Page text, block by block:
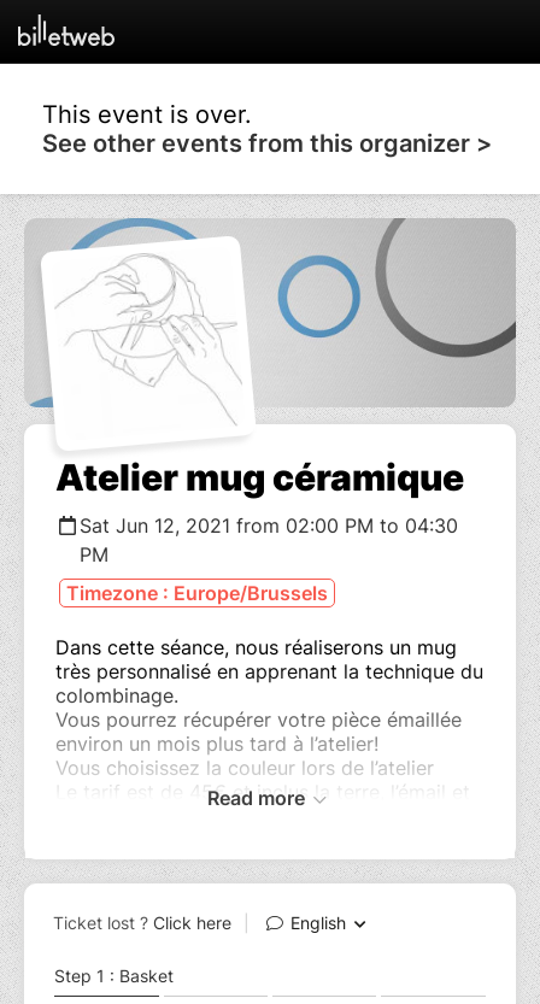
This event is over.
See other events from this organizer >
Atelier mug céramique
Sat Jun 12, 2021 from 02:00 PM to 04:30
PM
Timezone : Europe/Brussels
Dans cette séance, nous réaliserons un mug
très personnalisé en apprenant la technique du
colombinage.
Vous pourrez récupérer votre pièce émaillée
environ un mois plus tard à l’atelier!
Vous choisissez la couleur lors de l’atelier
Le tarif est de 45€ et inclus la terre, l’émail et
supplémentaire à cuire ( supplément à régler
sur place).
4 participants maximum, et 2 minimum,
respect des règles sanitaires en vigueur
du masque)
Read more